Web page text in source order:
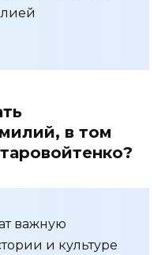
в том
важную
и культуре